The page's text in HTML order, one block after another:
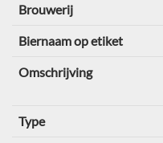
Brouwerij
Biernaam op etiket
Omschrijving
Type